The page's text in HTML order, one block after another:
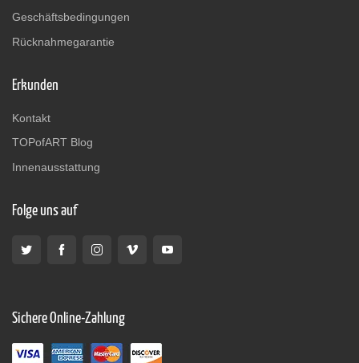
Geschäftsbedingungen
Rücknahmegarantie
Erkunden
Kontakt
TOPofART Blog
Innenausstattung
Folge uns auf
Sichere Online-Zahlung